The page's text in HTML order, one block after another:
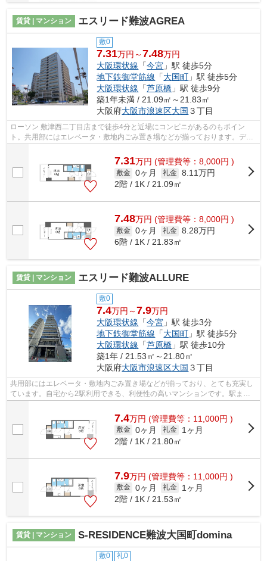
賃貸 | マンション エスリード難波AGREA
敷0
7.31万円～7.48万円
大阪環状線 「今宮 」駅 徒歩5分
地下鉄御堂筋線 「大国町 」駅 徒歩5分
大阪環状線 「芦原橋 」駅 徒歩9分
築1年未満 / 21.09㎡～21.83㎡
大阪府大阪市浪速区大国 ３丁目
ローソン 敷津西二丁目店まで徒歩4分と近場にコンビニがあるのもポイン
ト。共用部にはエレベータ・敷地内ごみ置き場などが揃っております。デザ
イナーズ物件は独創的で、ご好評いただ...
7.31万円 (管理費等：8,000円 )
敷金 0ヶ月 礼金 8.11万円
2階 / 1K / 21.09㎡
7.48万円 (管理費等：8,000円 )
敷金 0ヶ月 礼金 8.28万円
6階 / 1K / 21.83㎡
賃貸 | マンション エスリード難波ALLURE
敷0
7.4万円～7.9万円
大阪環状線 「今宮 」駅 徒歩3分
地下鉄御堂筋線 「大国町 」駅 徒歩5分
大阪環状線 「芦原橋 」駅 徒歩10分
築1年 / 21.53㎡～21.80㎡
大阪府大阪市浪速区大国 ３丁目
共用部にはエレベータ・敷地内ごみ置き場などが揃っており、とても充実し
ています。自宅から2駅利用できる、利便性の高いマンションです。駅まで
7.4万円 (管理費等：11,000円 )
敷金 0ヶ月 礼金
1ヶ月
2階 / 1K / 21.80㎡
7.9万円 (管理費等：11,000円 )
敷金 0ヶ月 礼金
1ヶ月
2階 / 1K / 21.53㎡
賃貸 | マンション S-RESIDENCE難波大国町domina
敷0 礼0